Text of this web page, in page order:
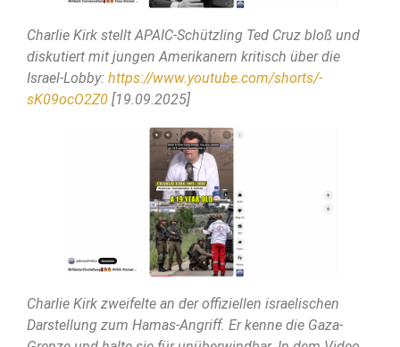
Charlie Kirk stellt APAIC-Schützling Ted Cruz bloß und
diskutiert mit jungen Amerikanern kritisch über die
Israel-Lobby: https://www.youtube.com/shorts/-
sK09ocO2Z0 [19.09.2025]
Charlie Kirk zweifelte an der offiziellen israelischen
Darstellung zum Hamas-Angriff. Er kenne die Gaza-